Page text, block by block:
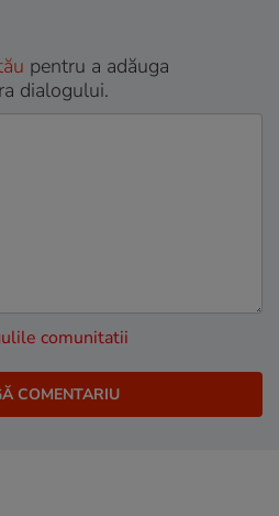
pentru a adăuga
dialogului.
comunitatii